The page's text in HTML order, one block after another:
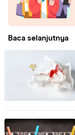
Baca selanjutnya